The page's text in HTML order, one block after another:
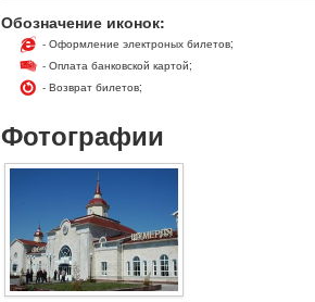
Обозначение иконок:
- Оформление электроных билетов;
- Оплата банковской картой;
- Возврат билетов;
Фотографии